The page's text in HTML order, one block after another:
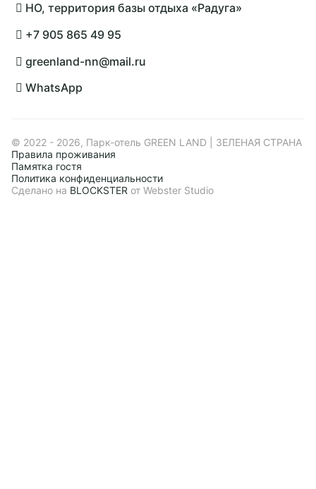
НО, территория базы отдыха «Радуга»
+7 905 865 49 95
greenland-nn@mail.ru
WhatsApp
© 2022 - 2026, Парк-отель GREEN LAND | ЗЕЛЕНАЯ СТРАНА
Правила проживания
Памятка гостя
Политика конфиденциальности
Сделано на BLOCKSTER от Webster Studio